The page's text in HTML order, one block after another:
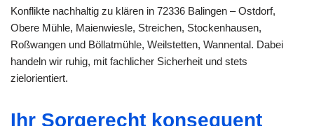
Konflikte nachhaltig zu klären in 72336 Balingen – Ostdorf,
Obere Mühle, Maienwiesle, Streichen, Stockenhausen,
Roßwangen und Böllatmühle, Weilstetten, Wannental. Dabei
handeln wir ruhig, mit fachlicher Sicherheit und stets
zielorientiert.
Ihr Sorgerecht konsequent